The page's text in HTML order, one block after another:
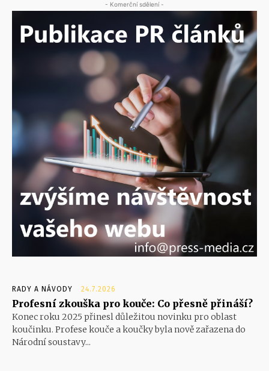
- Komerční sdělení -
RADY A NÁVODY 24.7.2026
Profesní zkouška pro kouče: Co přesně přináší?
Konec roku 2025 přinesl důležitou novinku pro oblast
koučinku. Profese kouče a koučky byla nově zařazena do
Národní soustavy...